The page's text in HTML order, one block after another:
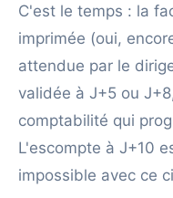
C'est le temps : la
imprimée (oui,
attendue par le
validée à J+5 ou
comptabilité qui
L'escompte à J+10
impossible avec ce